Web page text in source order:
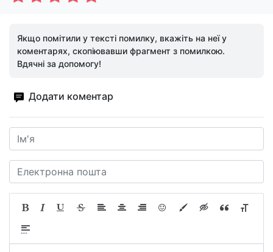
Якщо помітили у тексті помилку, вкажіть на неї у
коментарях, скопіювавши фрагмент з помилкою.
Вдячні за допомогу!
Додати коментар